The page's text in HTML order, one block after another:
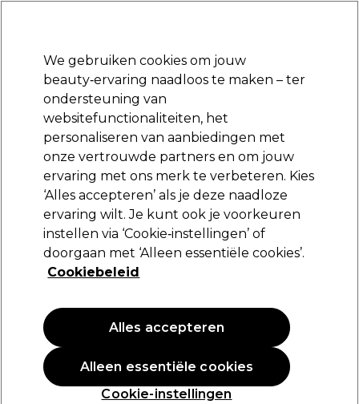
Aanmelden
Merken Deals Haar Elektra
Volgende dag geleverd*
Na verzending, maandag t/m vrijdag
2AM London
2AM London Soft Gel Tips - Medium Coffin
Blush 120 PK
(0
PROMOTIE
We gebruiken cookies om jouw
beauty‑ervaring naadloos te maken – ter
ondersteuning van
websitefunctionaliteiten, het
personaliseren van aanbiedingen met
onze vertrouwde partners en om jouw
ervaring met ons merk te verbeteren. Kies
‘Alles accepteren’ als je deze naadloze
ervaring wilt. Je kunt ook je voorkeuren
instellen via ‘Cookie‑instellingen’ of
doorgaan met ‘Alleen essentiële cookies’.
Cookiebeleid
Cookie-instellingen
Alleen essentiële cookies
Alles accepteren